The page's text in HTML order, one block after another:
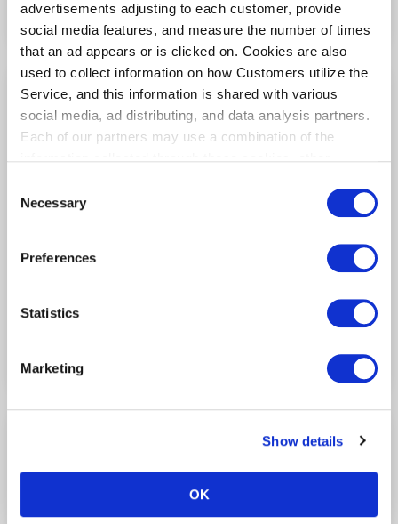
advertisements adjusting to each customer, provide
social media features, and measure the number of times
that an ad appears or is clicked on. Cookies are also
used to collect information on how Customers utilize the
Service, and this information is shared with various
social media, ad distributing, and data analysis partners.
Each of our partners may use a combination of the
well as other information collected by our partners when
Please see
Selection
Necessary
Preferences
Statistics
Marketing
Show details
OK
제2터미널/2F(보안 검사 후)
Mrs Istanbul